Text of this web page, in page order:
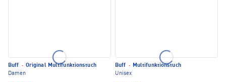
Buff · Original Multifunktionstuch
Damen
Buff · Multifunktionstuch
Unisex